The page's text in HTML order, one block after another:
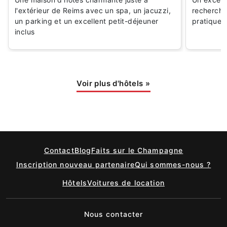
l'extérieur de Reims avec un spa, un jacuzzi,
un parking et un excellent petit-déjeuner
inclus
pratique
Voir plus d'hôtels »
ContactBlogFaits sur le Champagne
Inscription nouveau partenaireQui sommes-nous ?
HôtelsVoitures de location
Nous contacter